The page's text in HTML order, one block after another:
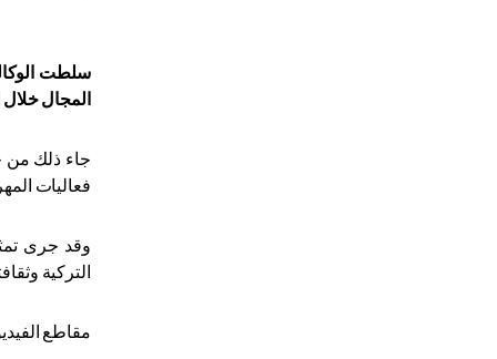
سلطت
المجال خلال
جاء ذلك من
فعاليات
وقد جرى
التركية
مقاطع